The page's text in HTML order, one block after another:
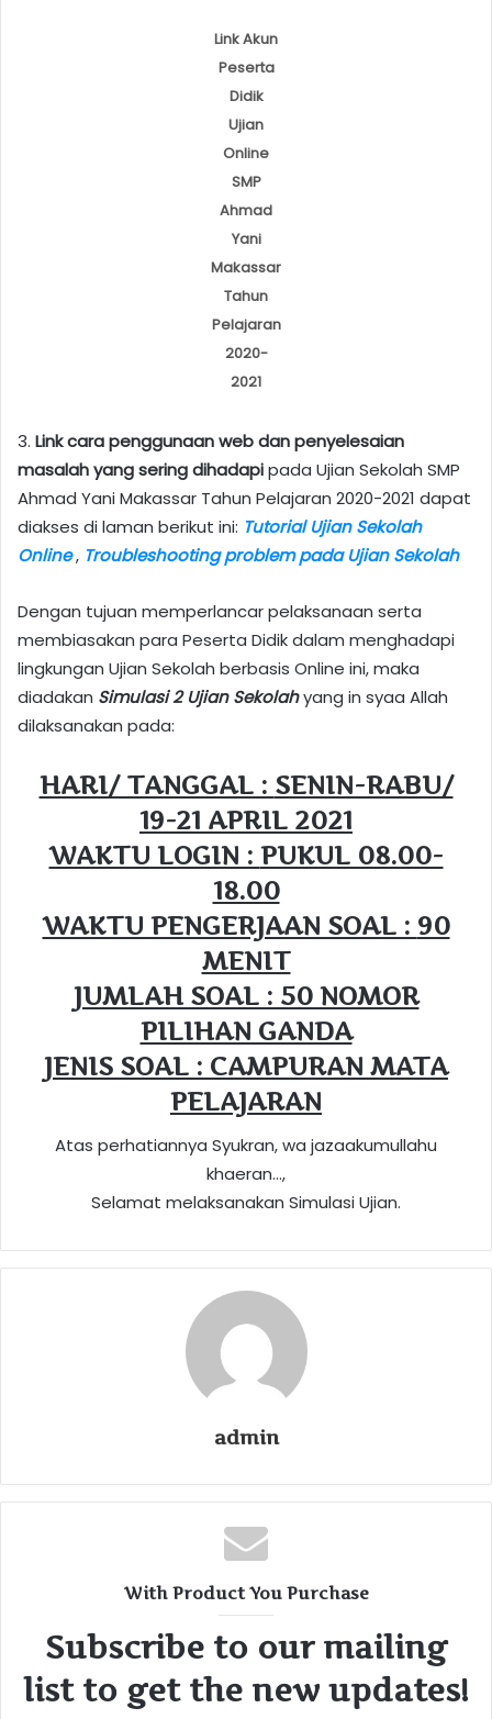
Link Akun
Peserta
Didik
Ujian
Online
SMP
Ahmad
Yani
Makassar
Tahun
Pelajaran
2020-
2021
3. Link cara penggunaan web dan penyelesaian
masalah yang sering dihadapipada Ujian Sekolah SMP
Ahmad Yani Makassar Tahun Pelajaran 2020-2021 dapat
diakses di laman berikut ini: Tutorial Ujian Sekolah
Online, Troubleshootingproblempada Ujian Sekolah
Dengan tujuan memperlancar pelaksanaan serta
membiasakan para Peserta Didik dalam menghadapi
lingkungan Ujian Sekolah berbasis Online ini, maka
diadakan Simulasi 2 Ujian Sekolahyang in syaa Allah
dilaksanakan pada:
HARI/ TANGGAL : SENIN-RABU/
19-21 APRIL 2021
WAKTU LOGIN : PUKUL 08.00-
18.00
WAKTU PENGERJAAN SOAL : 90
MENIT
JUMLAH SOAL : 50 NOMOR
PILIHAN GANDA
JENIS SOAL : CAMPURAN MATA
PELAJARAN
Atas perhatiannya Syukran, wa jazaakumullahu
khaeran…,
Selamat melaksanakan Simulasi Ujian.
admin
With Product You Purchase
Subscribe to our mailing
list to get the new updates!